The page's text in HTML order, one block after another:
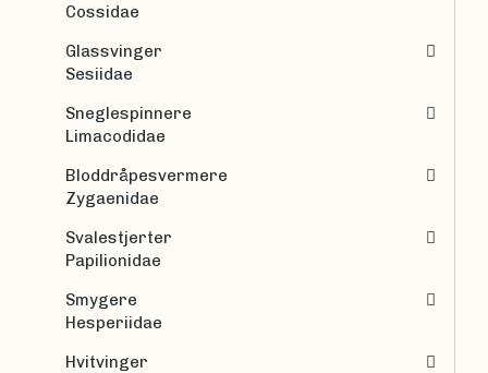
Cossidae
Glassvinger
Sesiidae
Sneglespinnere
Limacodidae
Bloddråpesvermere
Zygaenidae
Svalestjerter
Papilionidae
Smygere
Hesperiidae
Hvitvinger